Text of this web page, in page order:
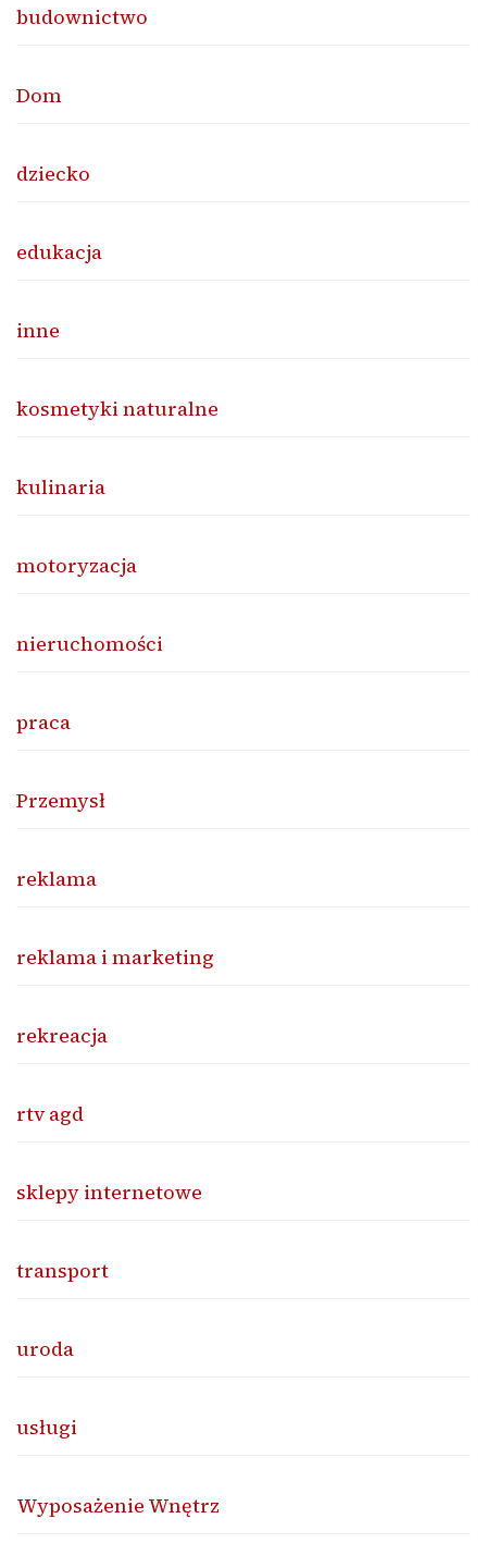
budownictwo
Dom
dziecko
edukacja
inne
kosmetyki naturalne
kulinaria
motoryzacja
nieruchomości
praca
Przemysł
reklama
reklama i marketing
rekreacja
rtv agd
sklepy internetowe
transport
uroda
usługi
Wyposażenie Wnętrz